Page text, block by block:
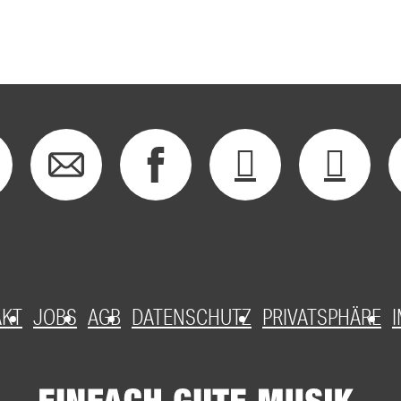
JOBS AGB DATENSCHUTZ PRIVATSPHÄRE